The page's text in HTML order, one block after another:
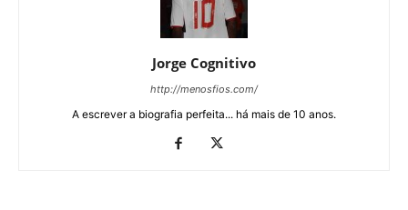
Jorge Cognitivo
http://menosfios.com/
A escrever a biografia perfeita... há mais de 10 anos.